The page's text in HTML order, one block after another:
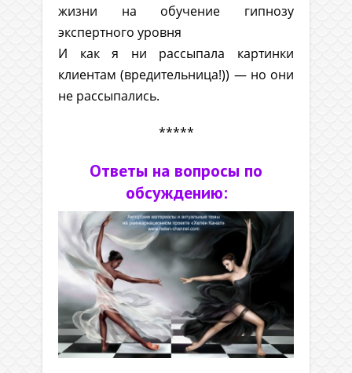
жизни на обучение гипнозу
экспертного уровня
И как я ни рассыпала картинки
клиентам (вредительница!)) — но они
не рассыпались.
*****
Ответы на вопросы по
обсуждению: